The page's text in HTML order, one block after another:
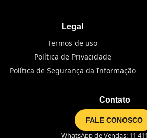
Legal
Termos de uso
Política de Privacidade
Política de Segurança da Informação
Contato
FALE CONOSCO
WhatsApp de Vendas: 11